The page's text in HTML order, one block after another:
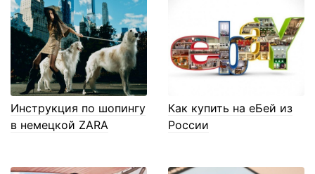
Инструкция по шопингу
в немецкой ZARA
Как купить на еБей из
России